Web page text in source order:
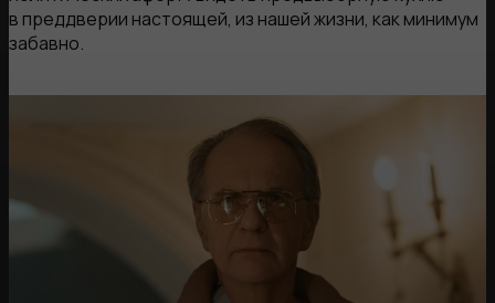
в преддверии настоящей, из нашей жизни, как минимум
забавно.